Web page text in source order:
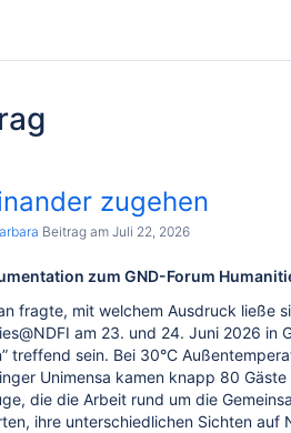
zugehen
Beitrag am Juli 22, 2026
zum GND-Forum
fragte, mit welchem Ausdruck ließe
am 23. und 24. Juni 2026 in
treffend sein. Bei 30°C
Unimensa kamen knapp 80
die die Arbeit rund um die
ihre unterschiedlichen Sichten auf